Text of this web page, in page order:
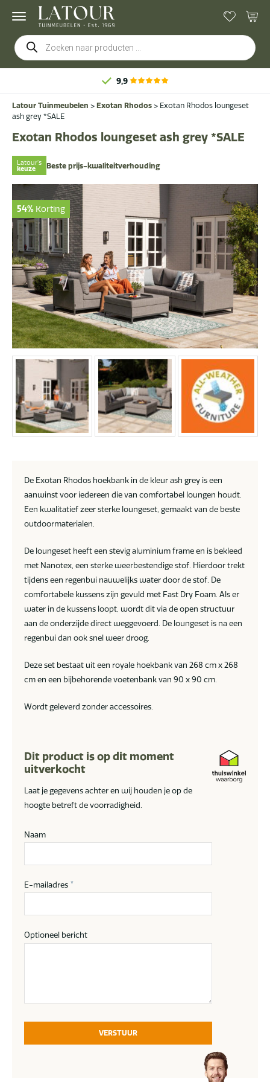
Producten
zoeken
9,9
Latour Tuinmeubelen > Exotan Rhodos > Exotan Rhodos loungeset
ash grey *SALE
Exotan Rhodos loungeset ash grey *SALE
Latour's
keuze Beste prijs-kwaliteitverhouding
54% Korting
De Exotan Rhodos hoekbank in de kleur ash grey is een
aanwinst voor iedereen die van comfortabel loungen houdt.
Een kwalitatief zeer sterke loungeset, gemaakt van de beste
outdoormaterialen.
De loungeset heeft een stevig aluminium frame en is bekleed
met Nanotex, een sterke weerbestendige stof. Hierdoor trekt
tijdens een regenbui nauwelijks water door de stof. De
comfortabele kussens zijn gevuld met Fast Dry Foam. Als er
water in de kussens loopt, wordt dit via de open structuur
aan de onderzijde direct weggevoerd. De loungeset is na een
regenbui dan ook snel weer droog.
Deze set bestaat uit een royale hoekbank van 268 cm x 268
cm en een bijbehorende voetenbank van 90 x 90 cm.
Wordt geleverd zonder accessoires.
Dit product is op dit moment
uitverkocht
Laat je gegevens achter en wij houden je op de
hoogte betreft de voorradigheid.
Naam
E-mailadres *
Optioneel bericht
VERSTUUR